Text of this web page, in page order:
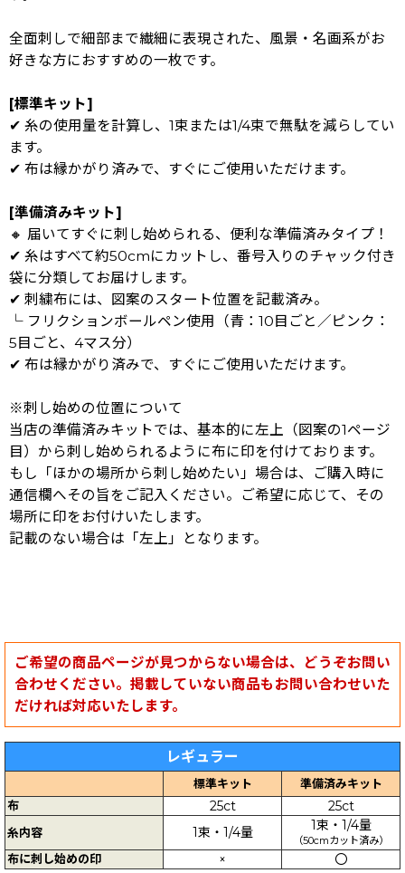
全面刺しで細部まで繊細に表現された、風景・名画系がお
好きな方におすすめの一枚です。
[標準キット]
✔ 糸の使用量を計算し、1束または1/4束で無駄を減らしてい
ます。
✔ 布は縁かがり済みで、すぐにご使用いただけます。
[準備済みキット]
🔸 届いてすぐに刺し始められる、便利な準備済みタイプ！
✔ 糸はすべて約50cmにカットし、番号入りのチャック付き
袋に分類してお届けします。
✔ 刺繍布には、図案のスタート位置を記載済み。
└ フリクションボールペン使用（青：10目ごと／ピンク：
5目ごと、4マス分）
✔ 布は縁かがり済みで、すぐにご使用いただけます。
※刺し始めの位置について
当店の準備済みキットでは、基本的に左上（図案の1ページ
目）から刺し始められるように布に印を付けております。
もし「ほかの場所から刺し始めたい」場合は、ご購入時に
通信欄へその旨をご記入ください。ご希望に応じて、その
場所に印をお付けいたします。
記載のない場合は「左上」となります。
ご希望の商品ページが見つからない場合は、どうぞお問い
合わせください。掲載していない商品もお問い合わせいた
だければ対応いたします。
レギュラー
標準キット
準備済みキット
布
25ct 25ct
糸内容 1束・1/4量 1束・1/4量
（50cmカット済み）
布に刺し始めの印 × 〇